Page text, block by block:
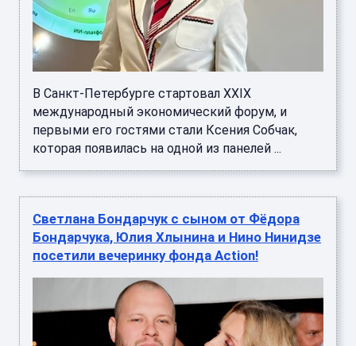
В Санкт-Петербурге стартовал XXIX
международный экономический форум, и
первыми его гостями стали Ксения Собчак,
которая появилась на одной из панелей ...
Светлана Бондарчук с сыном от Фёдора
Бондарчука, Юлия Хлынина и Нино Нинидзе
посетили вечеринку фонда Action!